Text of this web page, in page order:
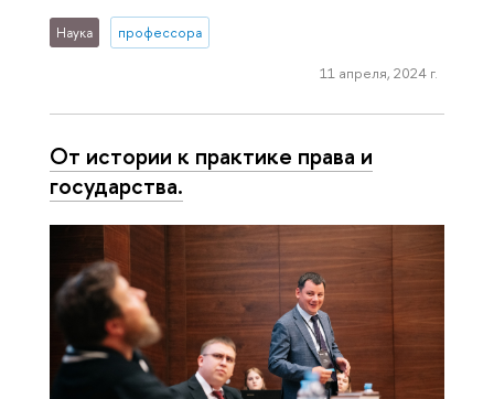
Наука профессора
11 апреля, 2024 г.
От истории к практике права и
государства.